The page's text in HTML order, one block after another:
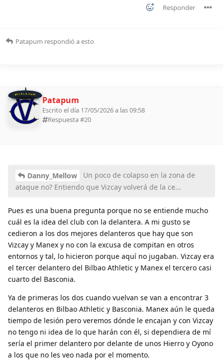
Responder
Patapum respondió a esto
BOLILLA 2026 Patapum
Escrito el día 17/05/2026 a las 09:58
Respuesta #20
Danny_Mellow
Un poco de colapso en la zona de
ataque no? Entiendo que Vizcay volverá de la ce...
Pues es una buena pregunta porque no se entiende mucho
cuál es la idea del club con la delantera. A mi gusto se
cedieron a los dos mejores delanteros que hay que son
Vizcay y Manex y no con la excusa de compitan en otros
entornos y tal, lo hicieron porque aquí no jugaban. Vizcay era
el tercer delantero del Bilbao Athletic y Manex el tercero casi
cuarto del Basconia.
Ya de primeras los dos cuando vuelvan se van a encontrar 3
delanteros en Bilbao Athletic y Basconia. Manex aún le queda
tiempo de lesión pero veremos dónde le encajan y con Vizcay
no tengo ni idea de lo que harán con él, si dependiera de mí
sería el primer delantero por delante de unos Hierro y Oyono
a los que no les veo nada por el momento.